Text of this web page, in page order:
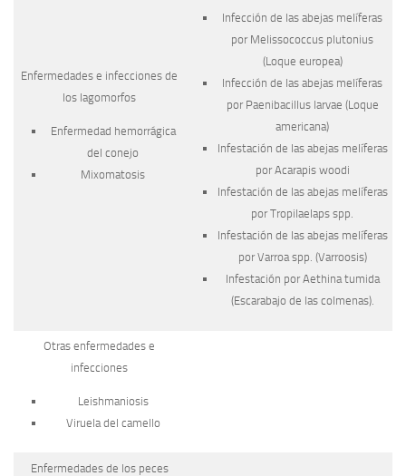
Enfermedades e infecciones de
los lagomorfos
Enfermedad hemorrágica
del conejo
Mixomatosis
Infección de las abejas melíferas
por Melissococcus plutonius
(Loque europea)
Infección de las abejas melíferas
por Paenibacillus larvae (Loque
americana)
Infestación de las abejas melíferas
porAcarapis woodi
Infestación de las abejas melíferas
porTropilaelaps spp.
Infestación de las abejas melíferas
porVarroaspp. (Varroosis)
Infestación porAethina tumida
(Escarabajo de las colmenas).
Otras enfermedades e
infecciones
Leishmaniosis
Viruela del camello
Enfermedades de los peces